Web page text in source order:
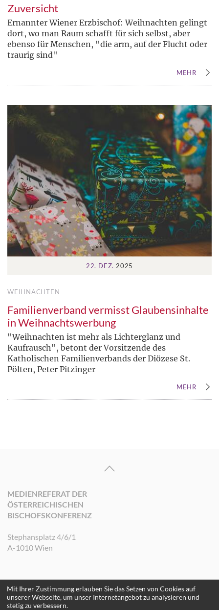
Zuversicht
Ernannter Wiener Erzbischof: Weihnachten gelingt
dort, wo man Raum schafft für sich selbst, aber
ebenso für Menschen, "die arm, auf der Flucht oder
traurig sind"
MEHR
22. DEZ. 2025
WEIHNACHTEN
Familienverband vermisst Glaubensinhalte
in Weihnachtswerbung
"Weihnachten ist mehr als Lichterglanz und
Kaufrausch", betont der Vorsitzende des
Katholischen Familienverbands der Diözese St.
Pölten, Peter Pitzinger
MEHR
MEDIENREFERAT DER
ÖSTERREICHISCHEN
BISCHOFSKONFERENZ
Stephansplatz 4/6/1
A-1010 Wien
©2026 Medienreferat der Österreichischen Bischofskonferenz. Alle Rechte
vorbehalten.
Mit Ihrer Zustimmung erlauben Sie das Setzen von Cookies auf
unserer Webseite, um unser Internetangebot zu analysieren und
stetig zu verbessern.